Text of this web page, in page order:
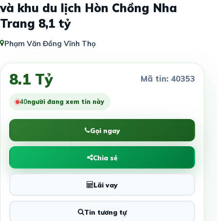
và khu du lịch Hòn Chồng Nha
Trang 8,1 tỷ
Phạm Văn Đồng Vĩnh Thọ
8.1 Tỷ Mã tin: 40353
40người đang xem tin này
Gọi ngay
Chia sẻ
Lãi vay
Tin tương tự